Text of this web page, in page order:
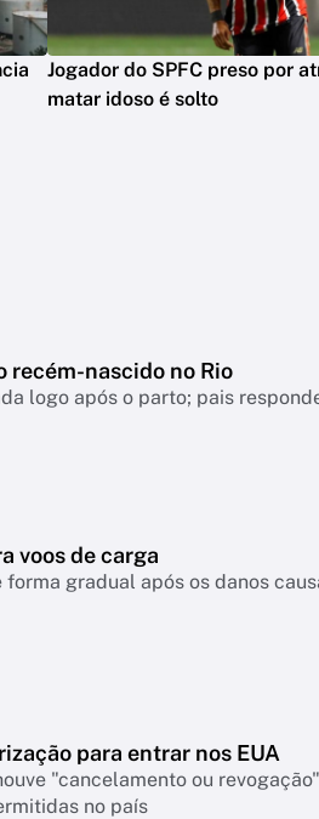
Jogador do SPFC preso por
matar idoso é solto
recém-nascido no Rio
logo após o parto; pais
voos de carga
gradual após os danos
para entrar nos EUA
"cancelamento ou
no país